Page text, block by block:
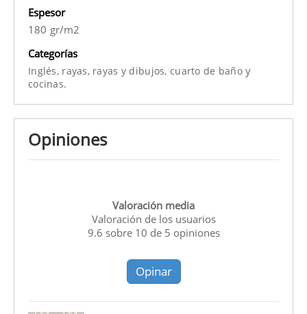
Espesor
180 gr/m2
Categorías
Inglés, rayas, rayas y dibujos, cuarto de bañoy
cocinas.
Opiniones
Valoración media
Valoración de los usuarios
9.6 sobre 10 de 5 opiniones
Opinar